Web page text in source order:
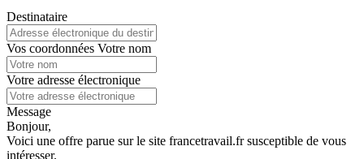
Destinataire
Vos coordonnées Votre nom
Votre adresse électronique
Message
Bonjour,
Voici une offre parue sur le site francetravail.fr susceptible de vous
intéresser.